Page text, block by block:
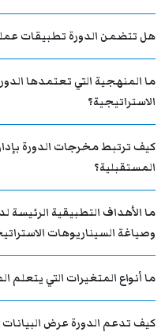
هل تتضمن الدورة تطبيقات
ما المنهجية التي تعتمدها
الاستراتيجية؟
كيف ترتبط مخرجات الدورة
المستقبلية؟
ما الأهداف التطبيقية
وصياغة السيناريوهات
ما أنواع المتغيرات التي يتعلم
كيف تدعم الدورة عرض